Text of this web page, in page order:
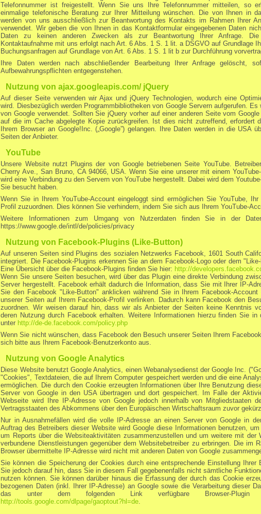
Telefonnummer ist freigestellt. Wenn Sie uns Ihre Telefonnummer mitteilen, so
einmalige telefonische Beratung zur Ihrer Mitteilung wünschen. Die von Ihnen in
werden von uns ausschließlich zur Beantwortung des Kontakts im Rahmen Ihrer
verwendet. Wir geben die von Ihnen in das Kontaktformular eingegebenen Daten
Daten zu keinen anderen Zwecken als zur Beantwortung Ihrer Anfrage.
Kontaktaufnahme mit uns erfolgt nach Art. 6 Abs. 1 S. 1 lit. a DSGVO auf Grundlage
Buchungsanfragen auf Grundlage von Art. 6 Abs. 1 S. 1 lit b zur Durchführung
Ihre Daten werden nach abschließender Bearbeitung Ihrer Anfrage gelöscht,
Aufbewahrungspflichten entgegenstehen.
Nutzung von ajax.googleapis.com/ jQuery
Auf dieser Seite verwenden wir Ajax und jQuery Technologien, wodurch eine
wird. Diesbezüglich werden Programmbibliotheken von Google Servern aufgerufen.
von Google verwendet. Sollten Sie jQuery vorher auf einer anderen Seite vom
auf die im Cache abgelegte Kopie zurückgreifen. Ist dies nicht zutreffend, erfordert
Ihrem Browser an Google!Inc. („Google”) gelangen. Ihre Daten werden in die USA
Seiten der Anbieter.
YouTube
Unsere Website nutzt Plugins der von Google betriebenen Seite YouTube.
Cherry Ave., San Bruno, CA 94066, USA. Wenn Sie eine unserer mit einem
wird eine Verbindung zu den Servern von YouTube hergestellt. Dabei wird dem
Sie besucht haben.
Wenn Sie in Ihrem YouTube-Account eingeloggt sind ermöglichen Sie YouTube,
Profil zuzuordnen. Dies können Sie verhindern, indem Sie sich aus Ihrem YouTube-
Weitere Informationen zum Umgang von Nutzerdaten finden Sie in der
https://www.google.de/intl/de/policies/privacy
Nutzung von Facebook-Plugins (Like-Button)
Auf unseren Seiten sind Plugins des sozialen Netzwerks Facebook, 1601 South
integriert. Die Facebook-Plugins erkennen Sie an dem Facebook-Logo oder dem
Eine Übersicht über die Facebook-Plugins finden Sie hier: http://
Wenn Sie unsere Seiten besuchen, wird über das Plugin eine direkte Verbindung
Server hergestellt. Facebook erhält dadurch die Information, dass Sie mit Ihrer IP-
Sie den Facebook "Like-Button" anklicken während Sie in Ihrem Facebook-
unserer Seiten auf Ihrem Facebook-Profil verlinken. Dadurch kann Facebook den
zuordnen. Wir weisen darauf hin, dass wir als Anbieter der Seiten keine Kenntnis
deren Nutzung durch Facebook erhalten. Weitere Informationen hierzu finden Sie
unter http://de-de.facebook.com/policy.php
Wenn Sie nicht wünschen, dass Facebook den Besuch unserer Seiten Ihrem
sich bitte aus Ihrem Facebook-Benutzerkonto aus.
Nutzung von Google Analytics
Diese Website benutzt Google Analytics, einen Webanalysedienst der Google Inc.
"Cookies", Textdateien, die auf Ihrem Computer gespeichert werden und die eine
ermöglichen. Die durch den Cookie erzeugten Informationen über Ihre Benutzung
Server von Google in den USA übertragen und dort gespeichert. Im Falle der
Webseite wird Ihre IP-Adresse von Google jedoch innerhalb von Mitgliedstaaten
Vertragsstaaten des Abkommens über den Europäischen Wirtschaftsraum zuvor
Nur in Ausnahmefällen wird die volle IP-Adresse an einen Server von Google in
Auftrag des Betreibers dieser Website wird Google diese Informationen benutzen,
um Reports über die Websiteaktivitäten zusammenzustellen und um weitere mit der
verbundene Dienstleistungen gegenüber dem Websitebetreiber zu erbringen. Die im
Browser übermittelte IP-Adresse wird nicht mit anderen Daten von Google
Sie können die Speicherung der Cookies durch eine entsprechende Einstellung Ihrer
Sie jedoch darauf hin, dass Sie in diesem Fall gegebenenfalls nicht sämtliche
nutzen können. Sie können darüber hinaus die Erfassung der durch das Cookie
bezogenen Daten (inkl. Ihrer IP-Adresse) an Google sowie die Verarbeitung dieser
das unter dem folgenden Link verfügbare Browser-Plugin
http://tools.google.com/dlpage/gaoptout?hl=de.